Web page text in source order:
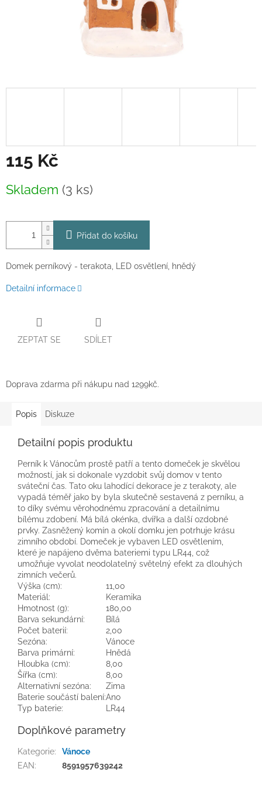
115 Kč
cena:
Skladem (3 ks)
Přidat do košíku
Domek perníkový - terakota, LED osvětlení, hnědý
Detailní informace
ZEPTAT SE SDÍLET
Doprava zdarma při nákupu nad 1299kč.
Popis Diskuze
Detailní popis produktu
Perník k Vánocům prostě patří a tento domeček je skvělou
možností, jak si dokonale vyzdobit svůj domov v tento
sváteční čas. Tato oku lahodící dekorace je z terakoty, ale
vypadá téměř jako by byla skutečně sestavená z perníku, a
to díky svému věrohodnému zpracování a detailnímu
bílému zdobení. Má bílá okénka, dvířka a další ozdobné
prvky. Zasněžený komín a okolí domku jen potrhuje krásu
zimního období. Domeček je vybaven LED osvětlením,
které je napájeno dvěma bateriemi typu LR44, což
umožňuje vyvolat neodolatelný světelný efekt za dlouhých
zimních večerů.
Výška (cm):
11,00
Materiál:
Keramika
Hmotnost (g):
180,00
Barva sekundární:
Bílá
Počet baterií:
2,00
Sezóna:
Vánoce
Barva primární:
Hnědá
Hloubka (cm):
8,00
Šířka (cm):
8,00
Alternativní sezóna:
Zima
Baterie součástí balení:Ano
Typ baterie:
LR44
Doplňkové parametry
Kategorie:
Vánoce
EAN: 8591957639242